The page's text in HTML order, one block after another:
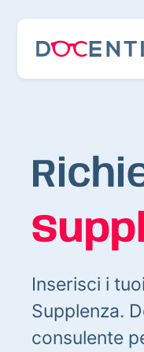
Inserisci i
Supplenza.
consulente